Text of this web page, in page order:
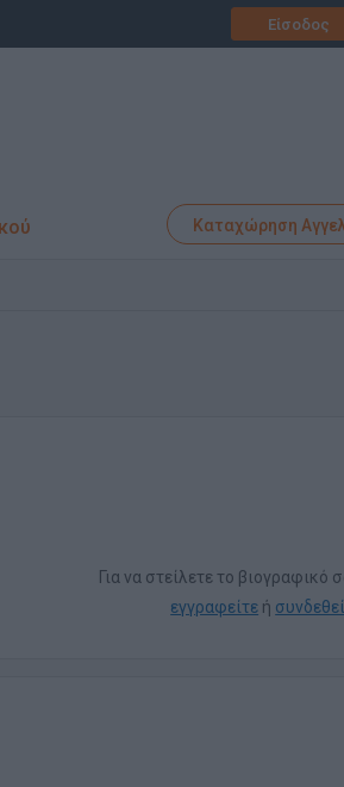
Είσοδος
Καταχώρηση
Για να στείλετε το βιογραφικό
εγγραφείτε ή